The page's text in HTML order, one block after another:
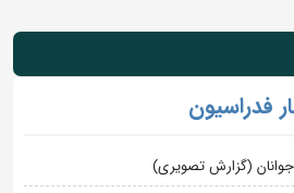
فدراسیون
(گزارش تصویری)